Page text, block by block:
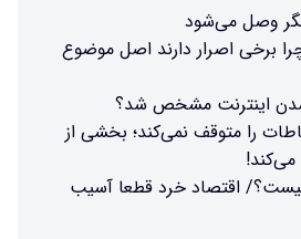
وصل می‌شود
برخی اصرار دارند اصل موضوع
اینترنت مشخص شد؟
را متوقف نمی‌کند؛ بخشی از
اقتصاد خرد قطعا آسیب